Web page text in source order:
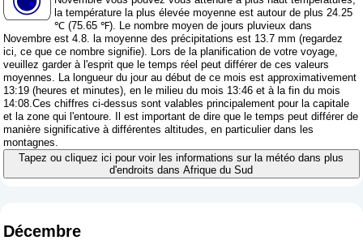
la température la plus élevée moyenne est autour de plus 24.25
℃ (75.65 ℉). Le nombre moyen de jours pluvieux dans
Novembre est 4.8. la moyenne des précipitations est 13.7 mm (regardez
ici, ce que ce nombre signifie). Lors de la planification de votre voyage,
veuillez garder à l'esprit que le temps réel peut différer de ces valeurs
moyennes. La longueur du jour au début de ce mois est approximativement
13:19 (heures et minutes), en le milieu du mois 13:46 et à la fin du mois
14:08.Ces chiffres ci-dessus sont valables principalement pour la capitale
et la zone qui l'entoure. Il est important de dire que le temps peut différer de
manière significative à différentes altitudes, en particulier dans les
montagnes.
Tapez ou cliquez ici pour voir les informations sur la météo dans plus
d'endroits dans Afrique du Sud
Décembre